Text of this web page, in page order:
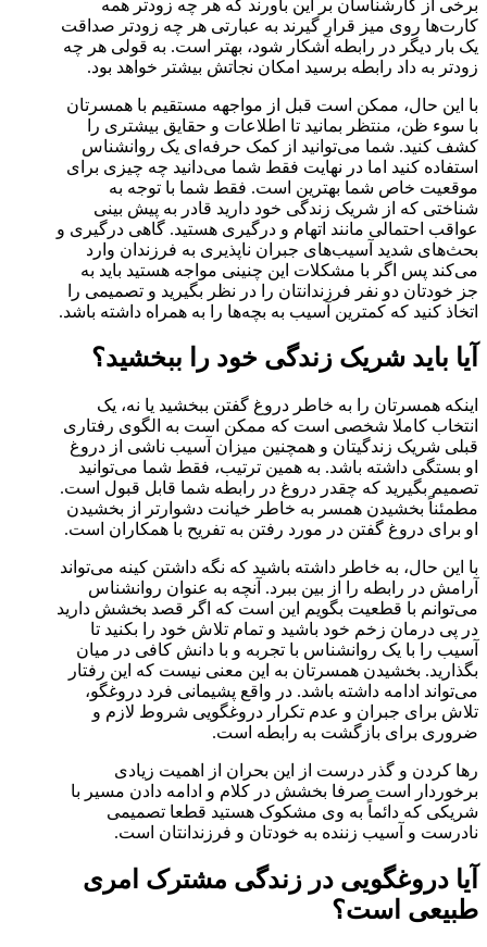
برخی از کارشناسان بر این باورند که هر چه زودتر همه
کارت‌ها روی میز قرار گیرند به عبارتی هر چه زودتر صداقت
یک بار دیگر در رابطه آشکار شود، بهتر است. به قولی هر چه
زودتر به داد رابطه برسید امکان نجاتش بیشتر خواهد بود.
با این حال، ممکن است قبل از مواجهه مستقیم با همسرتان
با سوء ظن، منتظر بمانید تا اطلاعات و حقایق بیشتری را
کشف کنید. شما می‌توانید از کمک حرفه‌ای یک روانشناس
استفاده کنید اما در نهایت فقط شما می‌دانید چه چیزی برای
موقعیت خاص شما بهترین است. فقط شما با توجه به
شناختی که از شریک زندگی خود دارید قادر به پیش بینی
عواقب احتمالی مانند اتهام و درگیری هستید. گاهی درگیری و
بحث‌های شدید آسیب‌های جبران ناپذیری به فرزندان وارد
می‌کند پس اگر با مشکلات این چنینی مواجه هستید باید به
جز خودتان دو نفر فرزندانتان را در نظر بگیرید و تصمیمی را
اتخاذ کنید که کمترین آسیب به بچه‌ها را به همراه داشته باشد.
آیا باید شریک زندگی خود را ببخشید؟
اینکه همسرتان را به خاطر دروغ گفتن ببخشید یا نه، یک
انتخاب کاملا شخصی است که ممکن است به الگوی رفتاری
قبلی شریک زندگیتان و همچنین میزان آسیب ناشی از دروغ
او بستگی داشته باشد. به همین ترتیب، فقط شما می‌توانید
تصمیم بگیرید که چقدر دروغ در رابطه شما قابل قبول است.
مطمئناً بخشیدن همسر به خاطر خیانت دشوارتر از بخشیدن
او برای دروغ گفتن در مورد رفتن به تفریح با همکاران است.
با این حال، به خاطر داشته باشید که نگه داشتن کینه می‌تواند
آرامش در رابطه را از بین ببرد. آنچه به عنوان روانشناس
می‌توانم با قطعیت بگویم این است که اگر قصد بخشش دارید
در پی درمان زخم خود باشید و تمام تلاش خود را بکنید تا
آسیب را با یک روانشناس با تجربه و با دانش کافی در میان
بگذارید. بخشیدن همسرتان به این معنی نیست که این رفتار
می‌تواند ادامه داشته باشد. در واقع پشیمانی فرد دروغگو،
تلاش برای جبران و عدم تکرار دروغگویی شروط لازم و
ضروری برای بازگشت به رابطه است.
رها کردن و گذر درست از این بحران از اهمیت زیادی
برخوردار است صرفا بخشش در کلام و ادامه دادن مسیر با
شریکی که دائماً به وی مشکوک هستید قطعا تصمیمی
نادرست و آسیب زننده به خودتان و فرزندانتان است.
آیا دروغگویی در زندگی مشترک امری
طبیعی است؟